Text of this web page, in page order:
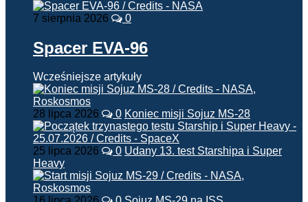
7 sierpnia 2026 0
Spacer EVA-96
Wcześniejsze artykuły
28 lipca 2026 0 Koniec misji Sojuz MS-28
25 lipca 2026 0 Udany 13. test Starshipa i Super
Heavy